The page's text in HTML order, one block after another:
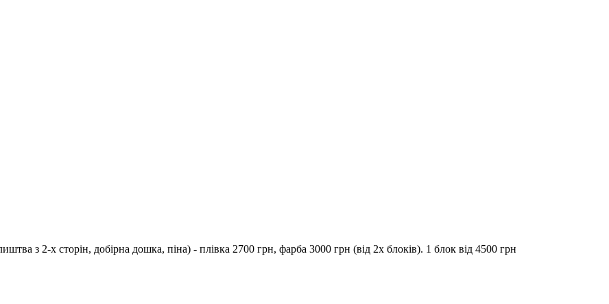
з 2-х сторін, добірна дошка, піна) - плівка 2700 грн, фарба 3000 грн (від 2х блоків). 1 блок від 4500 грн